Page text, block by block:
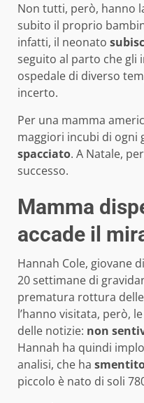
Non tutti, però, hanno
subito il proprio
infatti, il neonato
seguito al parto che gli
ospedale di diverso
incerto.
Per una mamma
maggiori incubi di ogni
spacciato. A Natale,
successo.
Mamma
accade il
Hannah Cole, giovane
20 settimane di
prematura rottura
l’hanno visitata, però,
delle notizie: non
Hannah ha quindi
analisi, che ha
piccolo è nato di soli